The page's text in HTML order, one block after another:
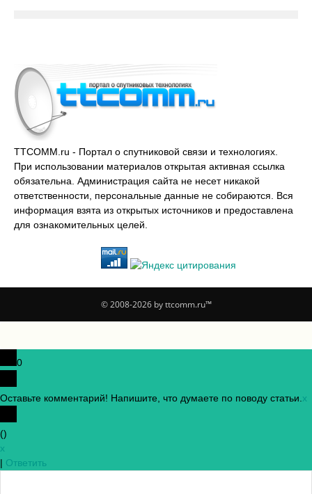
TTCOMM.ru - Портал о спутниковой связи и технологиях.
При использовании материалов открытая активная ссылка
обязательна. Администрация сайта не несет никакой
ответственности, персональные данные не собираются. Вся
информация взята из открытых источников и предоставлена
для ознакомительных целей.
© 2008-2026 by ttcomm.ru™
0
Оставьте комментарий! Напишите, что думаете по поводу статьи. x
()
x
| Ответить